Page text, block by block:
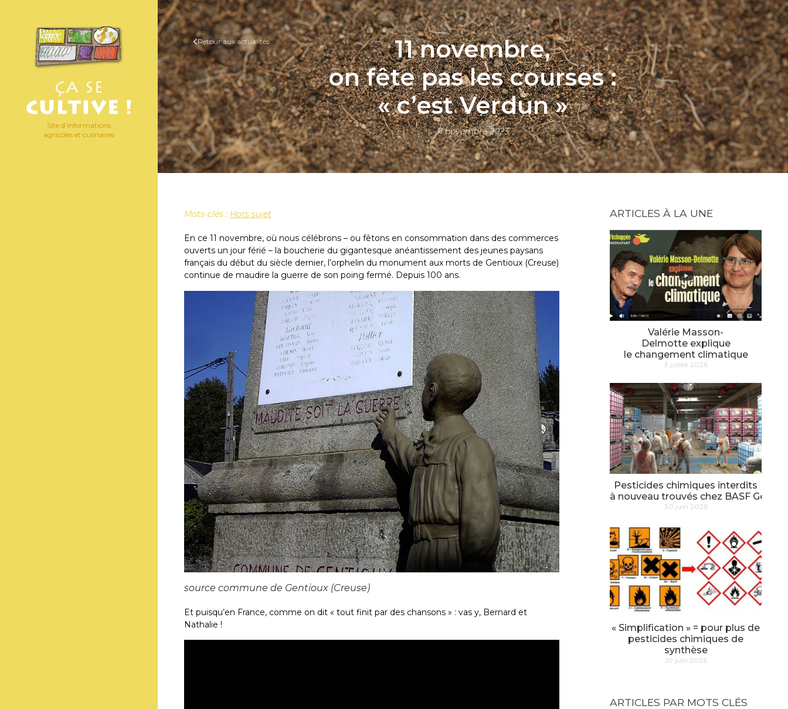
Site d’informations
agricoles et culinaires
Retour aux actualités
11 novembre,
on fête pas les courses :
« c’est Verdun »
11 novembre 2023
Mots-clés : Hors sujet
En ce 11 novembre, où nous célébrons – ou fêtons en consommation dans des commerces
ouverts un jour férié – la boucherie du gigantesque anéantissement des jeunes paysans
français du début du siècle dernier, l’orphelin du monument aux morts de Gentioux (Creuse)
continue de maudire la guerre de son poing fermé. Depuis 100 ans.
source commune de Gentioux (Creuse)
Et puisqu’en France, comme on dit « tout finit par des chansons » : vas y, Bernard et
Nathalie !
ARTICLES À LA UNE
Valérie Masson-
Delmotte explique
le changement climatique
3 juillet 2026
Pesticides chimiques interdits
à nouveau trouvés chez BASF Genay
30 juin 2026
« Simplification » = pour plus de
pesticides chimiques de
synthèse
29 juin 2026
ARTICLES PAR MOTS CLÉS